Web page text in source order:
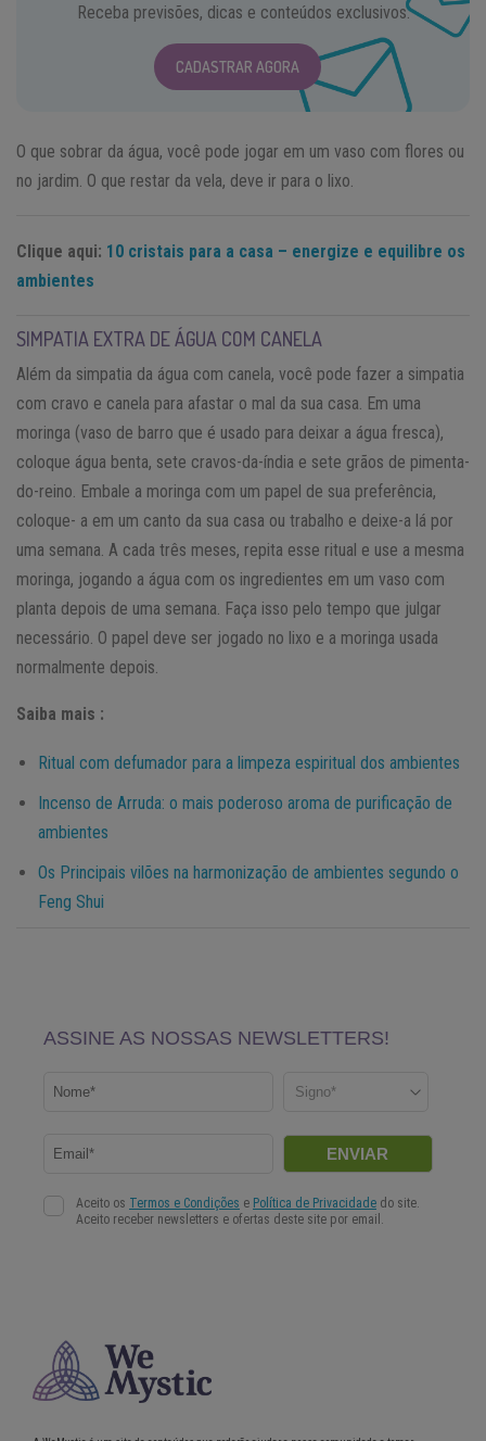
Receba previsões, dicas e conteúdos exclusivos.
CADASTRAR AGORA
O que sobrar da água, você pode jogar em um vaso com flores ou
no jardim. O que restar da vela, deve ir para o lixo.
Clique aqui: 10 cristais para a casa – energize e equilibre os
ambientes
SIMPATIA EXTRA DE ÁGUA COM CANELA
Além da simpatia da água com canela, você pode fazer a simpatia
com cravo e canela para afastar o mal da sua casa. Em uma
moringa (vaso de barro que é usado para deixar a água fresca),
coloque água benta, sete cravos-da-índia e sete grãos de pimenta-
do-reino. Embale a moringa com um papel de sua preferência,
coloque- a em um canto da sua casa ou trabalho e deixe-a lá por
uma semana. A cada três meses, repita esse ritual e use a mesma
moringa, jogando a água com os ingredientes em um vaso com
planta depois de uma semana. Faça isso pelo tempo que julgar
necessário. O papel deve ser jogado no lixo e a moringa usada
normalmente depois.
Saiba mais :
Ritual com defumador para a limpeza espiritual dos ambientes
Incenso de Arruda: o mais poderoso aroma de purificação de
ambientes
Os Principais vilões na harmonização de ambientes segundo o
Feng Shui